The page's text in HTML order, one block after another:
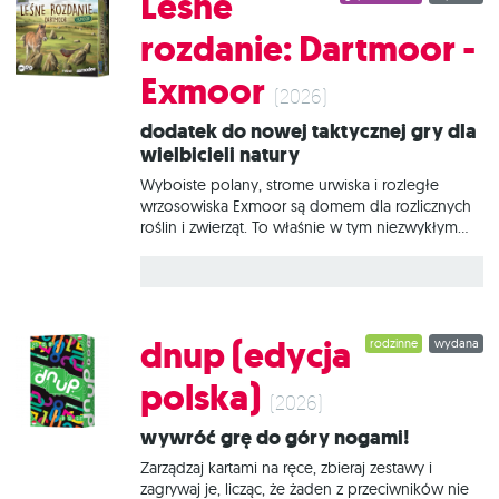
Ostoja? To przepięknie ilustrowana gra
decyzji może okazać się kluczowa dla
umieszczamy kolorowe elementy krajobrazu na
swoich planszetkach i tworzymy niezwykłe krainy.
Aby wygrać, musimy zdobyć jak najwięcej
punktów, w przemyślany sposób zakładając
siedliska i przyciągając do
rozdanie: Dartmoor -
Exmoor (2026)
Dodatek do nowej taktycznej gry dla
wielbicieli natury
Wyboiste polany, strome urwiska i rozległe
wrzosowiska Exmoor są domem dla rozlicznych
roślin i zwierząt. To właśnie w tym niezwykłym
ilustrowanych kart prezentujących faunę i florę
północnej części Półwyspu Kornwalijskiego.
Znajdziesz wśród nich zupełnie nowe gatunki, 6.
rodzaj ważki, a także 4 nowe karty terenów.
Czym jest Leśne rozdanie: Dartmoor? To zupełnie
nowa, całkowicie samodzielna wersja
strategicznej gry karcianej o prostych zasadach i
wielu możliwościach. Tym razem naszym celem
wydana
rodzinne
dnup (edycja
polska) (2026)
Wywróć grę do góry nogami!
Zarządzaj kartami na ręce, zbieraj zestawy i
zagrywaj je, licząc, że żaden z przeciwników nie